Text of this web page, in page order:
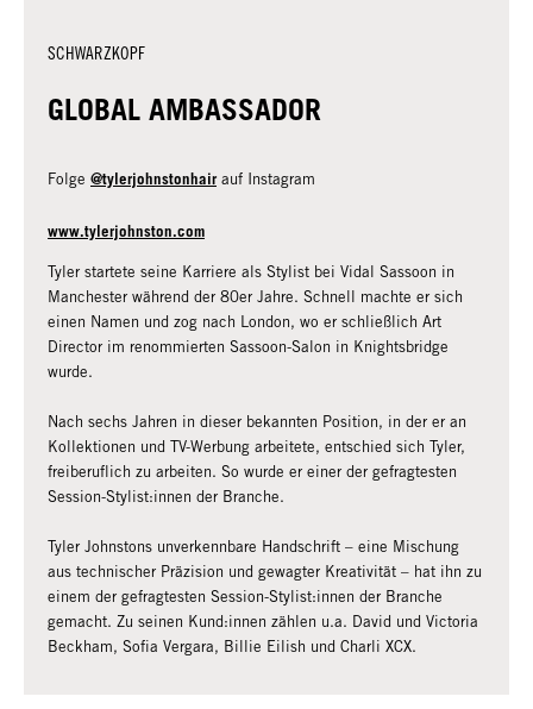
SCHWARZKOPF
GLOBAL AMBASSADOR
Folge @tylerjohnstonhair auf Instagram
www.tylerjohnston.com
Tyler startete seine Karriere als Stylist bei Vidal Sassoon in
Manchester während der 80er Jahre. Schnell machte er sich
einen Namen und zog nach London, wo er schließlich Art
Director im renommierten Sassoon-Salon in Knightsbridge
wurde.
Nach sechs Jahren in dieser bekannten Position, in der er an
Kollektionen und TV-Werbung arbeitete, entschied sich Tyler,
freiberuflich zu arbeiten. So wurde er einer der gefragtesten
Session-Stylist:innen der Branche.
Tyler Johnstons unverkennbare Handschrift – eine Mischung
aus technischer Präzision und gewagter Kreativität – hat ihn zu
einem der gefragtesten Session-Stylist:innen der Branche
gemacht. Zu seinen Kund:innen zählen u.a. David und Victoria
Beckham, Sofia Vergara, Billie Eilish und Charli XCX.